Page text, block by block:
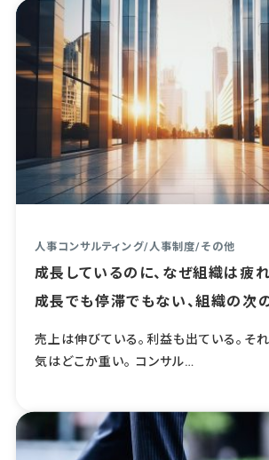
人事コンサルティング/ 人事制度/その他
成長しているのに、なぜ組織は疲
成長でも停滞でもない、組織の次
売上は伸びている。利益も出ている。そ
気はどこか重い。 コンサル…